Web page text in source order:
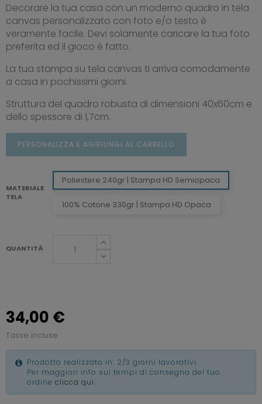
Decorare la tua casa con un moderno quadro in tela
canvas personalizzato con foto e/o testo è
veramente facile. Devi solamente caricare la tua foto
preferita ed il gioco è fatto.
La tua stampa su tela canvas ti arriva comodamente
a casa in pochissimi giorni.
Struttura del quadro robusta di dimensioni 40x60cm e
dello spessore di 1,7cm.
PERSONALIZZA E AGGIUNGI AL CARRELLO
MATERIALE
TELA
Poliestere 240gr | Stampa HD Semiopaca
100% Cotone 330gr | Stampa HD Opaca
QUANTITÀ
34,00 €
Tasse incluse
Prodotto realizzato in: 2/3 giorni lavorativi
Per maggiori info sui tempi di consegna del tuo
ordine clicca qui.